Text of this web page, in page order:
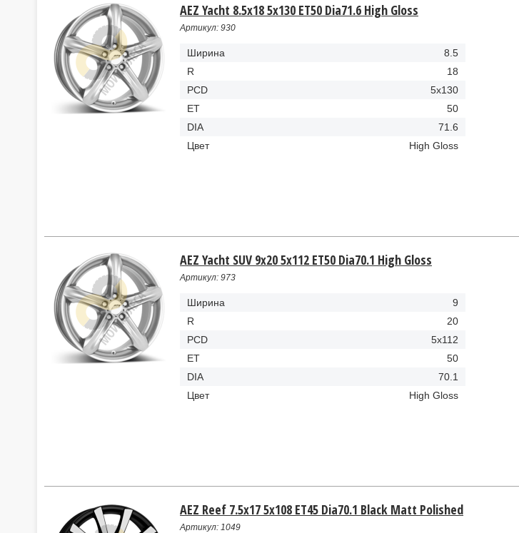
AEZ Yacht 8.5x18 5x130 ET50 Dia71.6 High Gloss
Артикул: 930
Ширина
8.5
R
18
PCD
5x130
ET
50
DIA
71.6
Цвет
High Gloss
AEZ Yacht SUV 9x20 5x112 ET50 Dia70.1 High Gloss
Артикул: 973
Ширина
9
R
20
PCD
5x112
ET
50
DIA
70.1
Цвет
High Gloss
AEZ Reef 7.5x17 5x108 ET45 Dia70.1 Black Matt Polished
Артикул: 1049